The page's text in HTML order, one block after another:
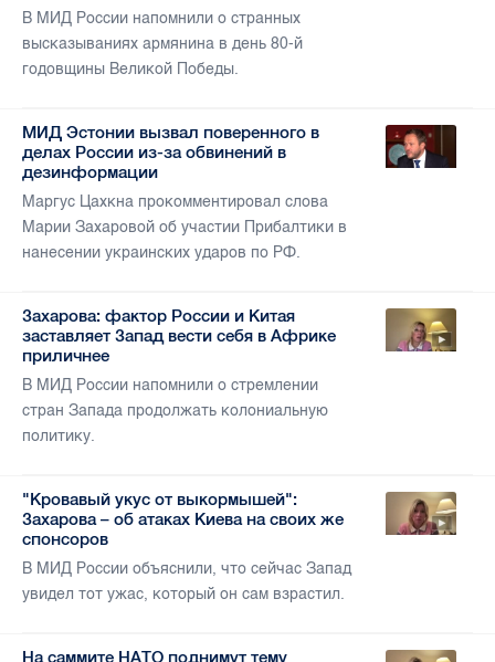
В МИД России напомнили о странных
высказываниях армянина в день 80-й
годовщины Великой Победы.
МИД Эстонии вызвал поверенного в
делах России из-за обвинений в
дезинформации
Маргус Цахкна прокомментировал слова
Марии Захаровой об участии Прибалтики в
нанесении украинских ударов по РФ.
Захарова: фактор России и Китая
заставляет Запад вести себя в Африке
приличнее
В МИД России напомнили о стремлении
стран Запада продолжать колониальную
политику.
"Кровавый укус от выкормышей":
Захарова – об атаках Киева на своих же
спонсоров
В МИД России объяснили, что сейчас Запад
увидел тот ужас, который он сам взрастил.
На саммите НАТО поднимут тему